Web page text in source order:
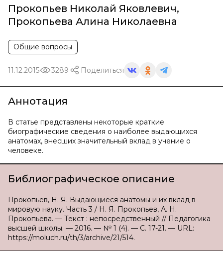
Прокопьев Николай Яковлевич,
Прокопьева Алина Николаевна
Общие вопросы
11.12.2015 3289 Поделиться
Аннотация
В статье представлены некоторые краткие
биографические сведения о наиболее выдающихся
анатомах, внесших значительный вклад в учение о
человеке.
Библиографическое описание
Прокопьев, Н. Я. Выдающиеся анатомы и их вклад в
мировую науку. Часть 3 / Н. Я. Прокопьев, А. Н.
Прокопьева. — Текст : непосредственный // Педагогика
высшей школы. — 2016. — № 1 (4). — С. 17-21. — URL:
https://moluch.ru/th/3/archive/21/514.